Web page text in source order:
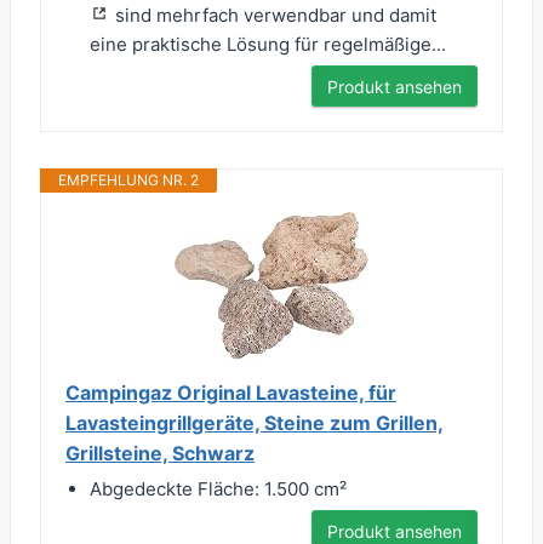
sind mehrfach verwendbar und damit
eine praktische Lösung für regelmäßige...
Produkt ansehen
EMPFEHLUNG NR. 2
Campingaz Original Lavasteine, für
Lavasteingrillgeräte, Steine zum Grillen,
Grillsteine, Schwarz
Abgedeckte Fläche: 1.500 cm²
Produkt ansehen